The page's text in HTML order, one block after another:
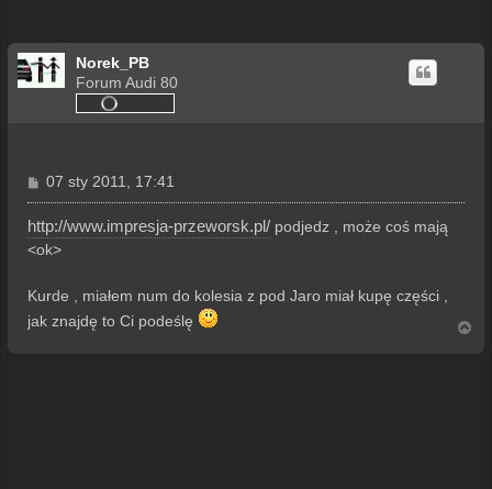
Norek_PB
Forum Audi 80
P
o
s
t
07 sty 2011, 17:41
http://www.impresja-przeworsk.pl/ podjedz , może coś mają
<ok>
Kurde , miałem num do kolesia z pod Jaro miał kupę części ,
jak znajdę to Ci podeślę